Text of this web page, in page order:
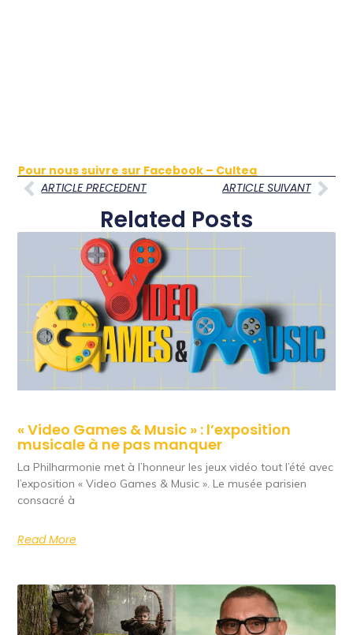
Pour nous suivre sur Facebook – Cultea
ARTICLE PRECEDENT
ARTICLE SUIVANT
Related Posts
« Video Games & Music » : l’exposition
musicale à ne pas manquer
La Philharmonie met à l’honneur les jeux vidéo tout l’été avec
l’exposition « Video Games & Music ». Le musée parisien
consacré à
Read More